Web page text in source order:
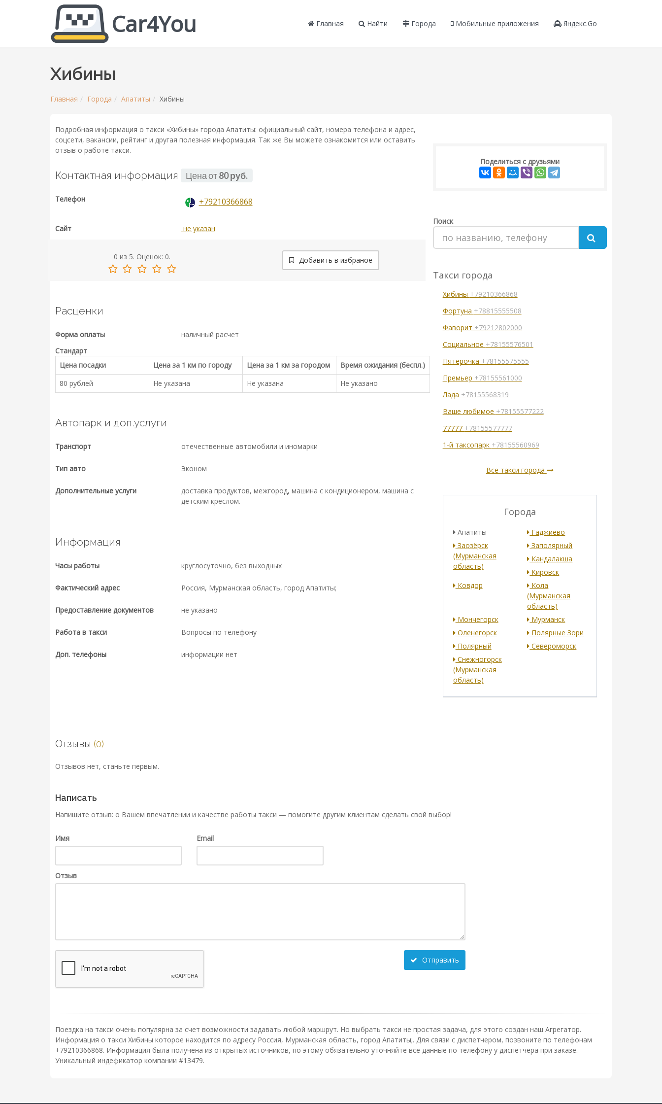
Car4You Главная Найти Города Мобильные приложения Яндекс.Go
Хибины
Главная Города Апатиты Хибины
Подробная информация о такси «Хибины» города Апатиты: официальный сайт, номера телефона и адрес,
соцсети, вакансии, рейтинг и другая полезная информация. Так же Вы можете ознакомится или оставить
отзыв о работе такси.
Контактная информация Цена от80 руб.
Телефон +79210366868
Сайт не указан
0 из 5. Оценок: 0. Добавить в избраное
Расценки
Форма оплаты
наличный расчет
Стандарт
Цена посадки
Цена за 1 км по городу Цена за 1 км за городом
Время ожидания (беспл.)
80 рублей
Не указана Не указана Не указано
Автопарк и доп.услуги
Транспорт отечественные автомобили и иномарки
Тип авто Эконом
Дополнительные услуги
доставка продуктов, межгород, машина с кондиционером, машина с
детским креслом.
Информация
Часы работы круглосуточно, без выходных
Фактический адрес Россия, Мурманская область, город Апатиты;
Предоставление документов не указано
Работа в такси Вопросы по телефону
Доп. телефоны информации нет
Поделиться с друзьями
Поиск
Такси города
Хибины +79210366868
Фортуна +78815555508
Фаворит +79212802000
Социальное +78155576501
Пятерочка +78155575555
Премьер +78155561000
Лада +78155568319
Ваше любимое +78155577222
77777 +78155577777
1-й таксопарк +78155560969
Все такси города
Города
Апатиты
Гаджиево
Заозёрск
(Мурманская
область)
Заполярный
Кандалакша
Кировск
Ковдор
Кола
(Мурманская
область)
Мончегорск
Мурманск
Оленегорск
Полярные Зори
Полярный
Североморск
Снежногорск
(Мурманская
область)
Отзывы (0)
Отзывов нет, станьте первым.
Написать
Напишите отзыв: о Вашем впечатлении и качестве работы такси — помогите другим клиентам сделать свой выбор!
Имя Email
Отзыв
Отправить
Поездка на такси очень популярна за счет возможности задавать любой маршрут. Но выбрать такси не простая задача, для этого создан наш Агрегатор.
Информация о такси Хибины которое находится по адресу Россия, Мурманская область, город Апатиты;. Для связи с диспетчером, позвоните по телефонам
+79210366868. Информация была получена из открытых источников, по этому обязательно уточняйте все данные по телефону у диспетчера при заказе.
Уникальный индефикатор компании #13479.